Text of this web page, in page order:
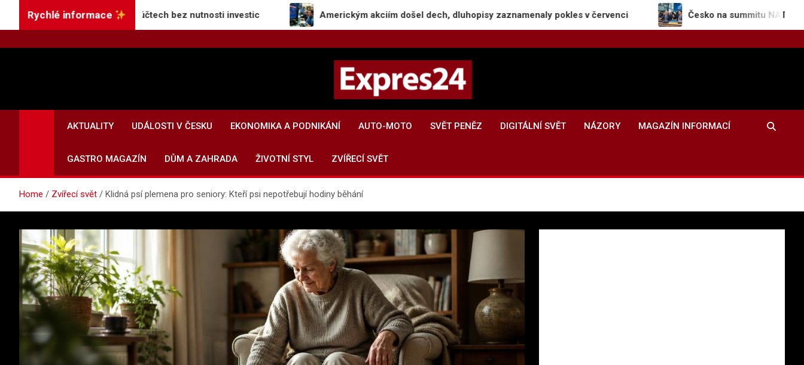
Rychlé informace
úroky na spořicích účtech bez nutnosti investic Americkým akciím došel dech, dluhopisy zaznamenaly pokles v červenci Česko na summitu NATO potvrdilo
Expres24.cz
Rychlé zprávy po celý den
AKTUALITY
UDÁLOSTI V ČESKU EKONOMIKA A PODNIKÁNÍ AUTO-MOTO SVĚT PENĚZ DIGITÁLNÍ SVĚT NÁZORY MAGAZÍN INFORMACÍ
GASTRO MAGAZÍN DŮM A ZAHRADA ŽIVOTNÍ STYL ZVÍŘECÍ SVĚT
Home Zvířecí svět Klidná psí plemena pro seniory: Kteří psi nepotřebují hodiny běhání